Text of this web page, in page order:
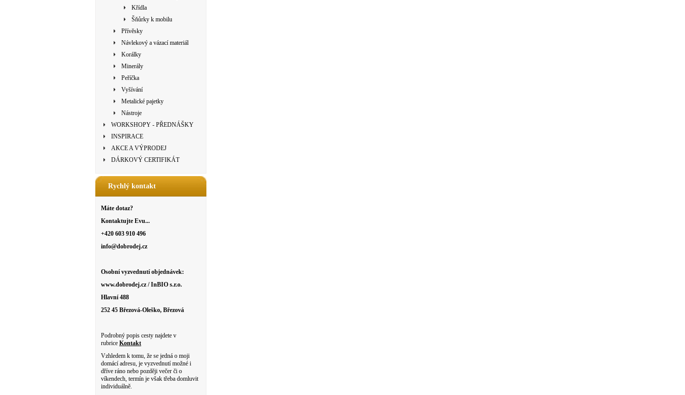
Křídla
Šňůrky k mobilu
Přívěsky
Návlekový a vázací materiál
Korálky
Minerály
Peříčka
Vyšívání
Metalické pajetky
Nástroje
WORKSHOPY - PŘEDNÁŠKY
INSPIRACE
AKCE A VÝPRODEJ
DÁRKOVÝ CERTIFIKÁT
Rychlý kontakt
Máte dotaz?
Kontaktujte Evu...
+420 603 910 496
info@dobrodej.cz
Osobní vyzvednutí objednávek:
www.dobrodej.cz / InBIO s.r.o.
Hlavní 488
252 45 Březová-Oleško, Březová
Podrobný popis cesty najdete v
rubrice Kontakt
Vzhledem k tomu, že se jedná o moji
domácí adresu, je vyzvednutí možné i
dříve ráno nebo později večer či o
víkendech, termín je však třeba domluvit
individuálně.